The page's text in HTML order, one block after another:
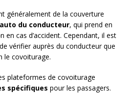
généralement de la couverture
du conducteur, qui prend en
en cas d’accident. Cependant, il est
vérifier auprès du conducteur que
le covoiturage.
plateformes de covoiturage
spécifiques pour les passagers.